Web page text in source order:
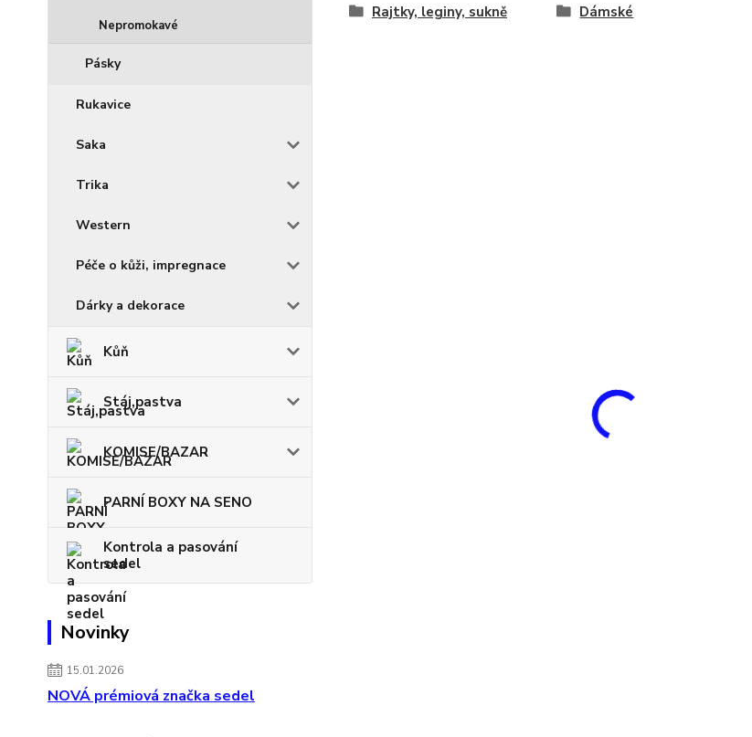
Nepromokavé
Pásky
Rukavice
Saka
Trika
Western
Péče o kůži, impregnace
Dárky a dekorace
Kůň
Stáj,pastva
KOMISE/BAZAR
PARNÍ BOXY NA SENO
Kontrola a pasování
sedel
Novinky
15.01.2026
NOVÁ prémiová značka sedel
Rajtky, leginy, sukně Dámské